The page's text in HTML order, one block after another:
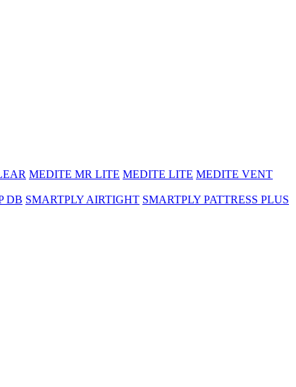
MEDITE MR LITE MEDITE LITE MEDITE VENT
DB SMARTPLY AIRTIGHT SMARTPLY PATTRESS PLUS